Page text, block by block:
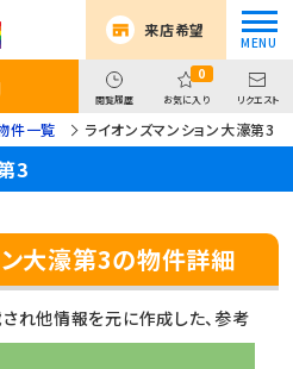
来店希望
閲覧履歴
0
お気に入り リクエスト
件一覧 ライオンズマンション大濠第3
3
大濠第3の物件詳細
れ他情報を元に作成した、参考